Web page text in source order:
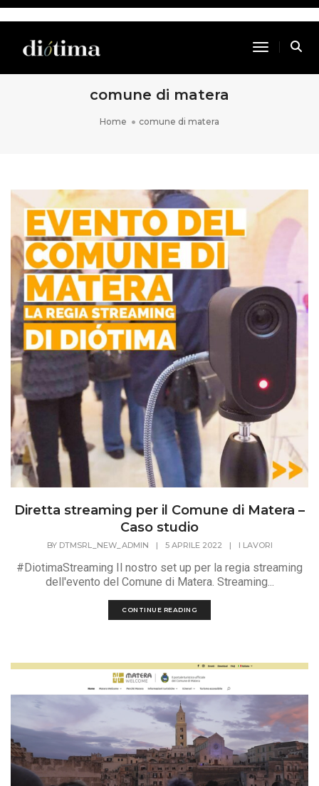
Toggle
comune di matera
Home comune di matera
Diretta streaming per il Comune di Matera –
Caso studio
BY DTMSRL_NEW_ADMIN | 5 APRILE 2022 | I LAVORI
#DiotimaStreaming Il nostro set up per la regia streaming
dell'evento del Comune di Matera. Streaming...
CONTINUE READING